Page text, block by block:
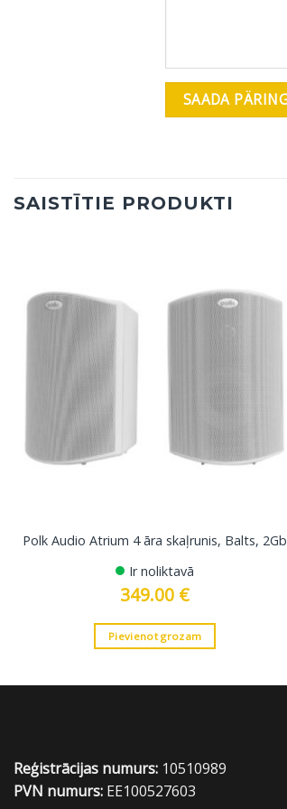
SAISTĪTIE PRODUKTI
Polk Audio Atrium 4 āra skaļrunis, Balts, 2Gb
Ir noliktavā
349.00 €
Pievienot grozam
Reģistrācijas numurs: 10510989
PVN numurs: EE100527603